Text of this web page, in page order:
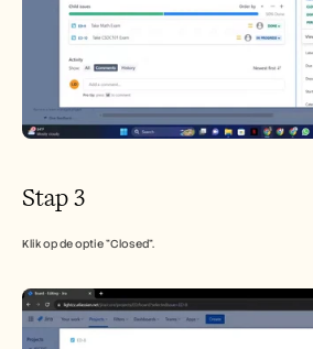
Stap 3
Klik op de optie "Closed".